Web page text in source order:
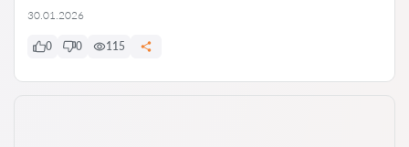
30.01.2026
0 0 115